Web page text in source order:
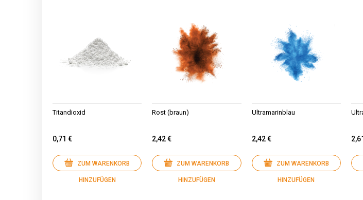
Titandioxid
0,71 €
ZUM WARENKORB
HINZUFÜGEN
Rost (braun)
2,42 €
ZUM WARENKORB
HINZUFÜGEN
Ultramarinblau
2,42 €
ZUM WARENKORB
HINZUFÜGEN